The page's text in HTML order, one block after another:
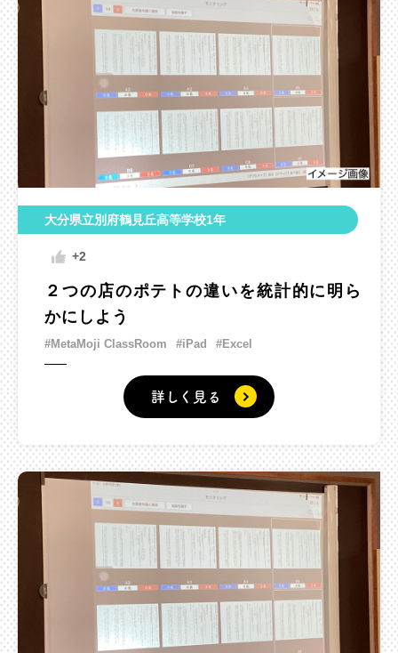
大分県立別府鶴見丘高等学校1年
+2
２つの店のポテトの違いを統計的に明ら
かにしよう
#MetaMoji ClassRoom #iPad #Excel
詳しく見る